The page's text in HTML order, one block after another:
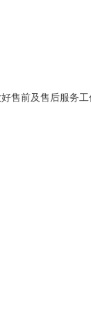
售前及售后服务